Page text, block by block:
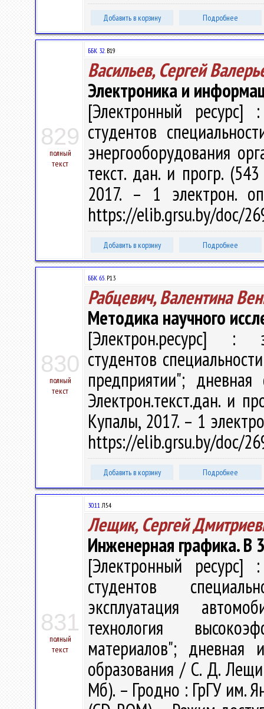
Добавить в корзину Подробнее
829
полный
текст
ББК 32.В19
Васильев, Сергей
Электроника и
[Электронный ресурс]
студентов
энергооборудования
текст. дан. и прогр.
2017. – 1 электрон.
https://elib.grsu.by/doc/
Добавить в корзину Подробнее
830
полный
текст
ББК 65.Р13
Рабцевич, Валентина
Методика научного
[Электрон.ресурс] :
студентов
предприятии";
Электрон.текст.дан. и
Купалы, 2017. – 1
https://elib.grsu.by/doc/
Добавить в корзину Подробнее
831
полный
текст
30.11Л54
Лещик, Сергей
Инженерная графика. В
[Электронный ресурс]
студентов
эксплуатация
технология
материалов";
образования / С. Д.
Мб). – Гродно : ГрГУ им.